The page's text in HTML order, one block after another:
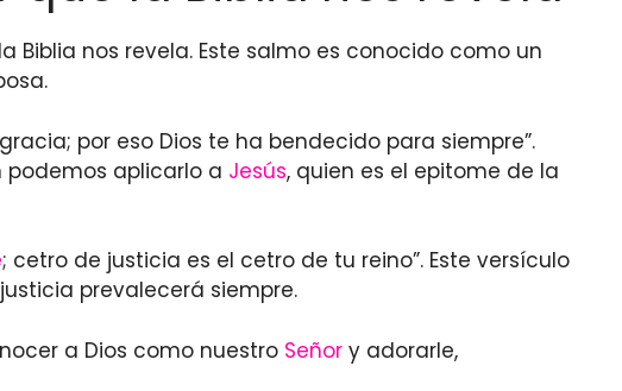
nos revela. Este salmo es conocido como un
por eso Dios te ha bendecido para siempre”.
aplicarlo a Jesús, quien es el epitome de la
; cetro de justicia es el cetro de tu reino”. Este versículo
prevalecerá siempre.
a Dios como nuestro Señor y adorarle,